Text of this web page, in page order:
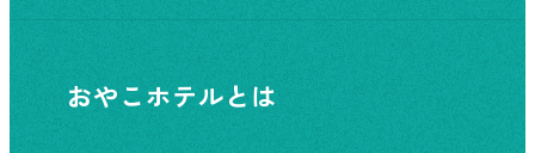
おやこホテルとは